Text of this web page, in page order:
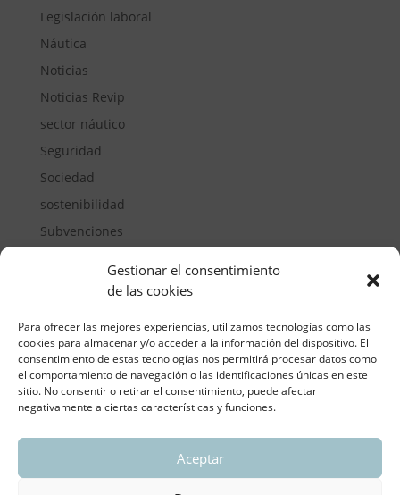
Gestionar el consentimiento
de las cookies
Para ofrecer las mejores experiencias, utilizamos tecnologías como las
cookies para almacenar y/o acceder a la información del dispositivo. El
consentimiento de estas tecnologías nos permitirá procesar datos como
el comportamiento de navegación o las identificaciones únicas en este
sitio. No consentir o retirar el consentimiento, puede afectar
negativamente a ciertas características y funciones.
Aceptar
Legislación laboral
Náutica
Noticias
Noticias Revip
sector náutico
Seguridad
Sociedad
sostenibilidad
Subvenciones
ASOCIACIÓN REGIONAL VALENCIANA DE